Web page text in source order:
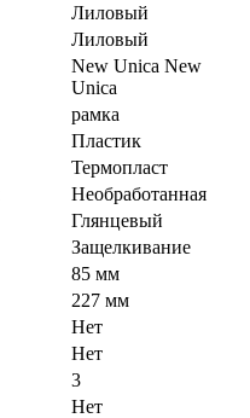
Лиловый
Лиловый
New Unica New
Unica
рамка
Пластик
Термопласт
Необработанная
Глянцевый
Защелкивание
85 мм
227 мм
Нет
Нет
3
Нет